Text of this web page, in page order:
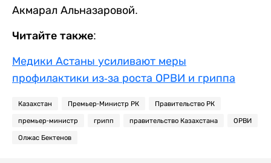
Акмарал Альназаровой.
Читайте также:
Медики Астаны усиливают меры
профилактики из-за роста ОРВИ и гриппа
Казахстан Премьер-Министр РК Правительство РК
премьер-министр грипп правительство Казахстана ОРВИ
Олжас Бектенов